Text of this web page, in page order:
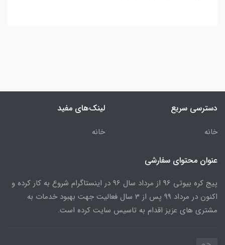
دسترسی سریع
خانه
لینک‌های مفید
خانه
عنوان محتوای سفارشی
پیج کره بیوتی 96 از مرداد سال 96 در اینستاگرام شروع به کار کرده و
اکنون در مرداد 99 پس از 3 سال فعالیت جهت بهبود خدمات به
مشتری های عزیز اقدام به تاسیس سایت کرده است.